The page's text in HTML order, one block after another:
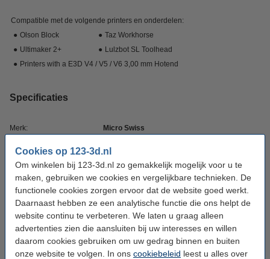
Cookies op 123-3d.nl
Om winkelen bij 123-3d.nl zo gemakkelijk mogelijk voor u te
maken, gebruiken we cookies en vergelijkbare technieken. De
functionele cookies zorgen ervoor dat de website goed werkt.
Daarnaast hebben ze een analytische functie die ons helpt de
website continu te verbeteren. We laten u graag alleen
advertenties zien die aansluiten bij uw interesses en willen
daarom cookies gebruiken om uw gedrag binnen en buiten
onze website te volgen. In ons cookiebeleid leest u alles over
Compatible met de volgende printers en onderdelen:
● Olson Block ● Taz Workhorse
● Ultimaker 2+ ● Lulzbot SL Toolhead
● Printers with a E3D V4 / V5 / V6 3,00 mm Hotend
Specificaties
Merk: Micro Swiss
Materiaal: Staal
Filament diameter: 2,85 mm
Nozzle diameter: 0,4 mm
Schroefdraad type: M6
Nozzle coating: TwinClad XT